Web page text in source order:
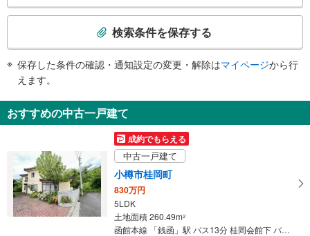
・改札⇔地上
検
知
を
る
・
条
検索条件を保存する
保存した条件の確認・通知設定の変更・解除はマイページから行
えます。
おすすめの中古一戸建て
成約でもらえる
中古一戸建て
小樽市桂岡町
830万円
5LDK
土地面積 260.49m2
函館本線 「銭函」駅 バス13分 桂岡会館下 バス停下車 徒歩3分